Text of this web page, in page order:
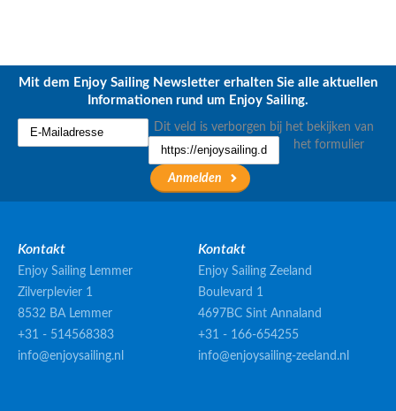
Mit dem Enjoy Sailing Newsletter erhalten Sie alle aktuellen
Informationen rund um Enjoy Sailing.
Dit veld is verborgen bij het bekijken van
het formulier
Kontakt
Enjoy Sailing Lemmer
Zilverplevier 1
8532 BA Lemmer
+31 - 514568383
info@enjoysailing.nl
Kontakt
Enjoy Sailing Zeeland
Boulevard 1
4697BC Sint Annaland
+31 - 166-654255
info@enjoysailing-zeeland.nl